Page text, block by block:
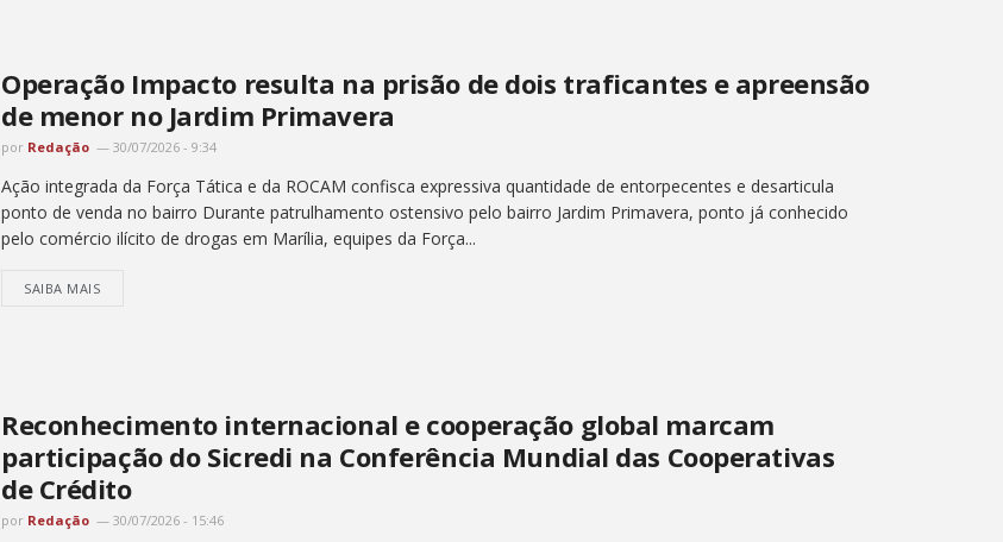
Operação Impacto resulta na prisão de dois traficantes e apreensão
de menor no Jardim Primavera
por Redação 30/07/2026 - 9:34
Ação integrada da Força Tática e da ROCAM confisca expressiva quantidade de entorpecentes e desarticula
ponto de venda no bairro Durante patrulhamento ostensivo pelo bairro Jardim Primavera, ponto já conhecido
pelo comércio ilícito de drogas em Marília, equipes da Força...
SAIBA MAIS
Reconhecimento internacional e cooperação global marcam
participação do Sicredi na Conferência Mundial das Cooperativas
de Crédito
por Redação 30/07/2026 - 15:46